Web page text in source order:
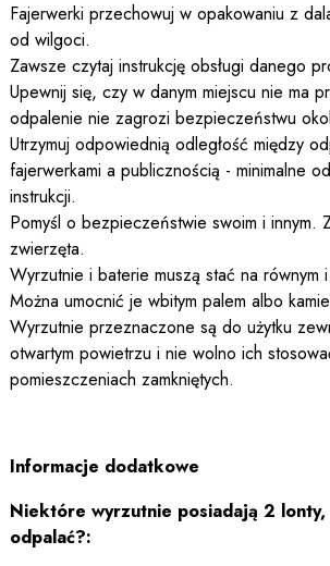
Fajerwerki przechowuj w opakowaniu z
od wilgoci.
Zawsze czytaj instrukcję obsługi danego
Upewnij się, czy w danym miejscu nie ma
odpalenie nie zagrozi bezpieczeństwu
Utrzymuj odpowiednią odległość między
fajerwerkami a publicznością - minimalne
instrukcji.
Pomyśl o bezpieczeństwie swoim i innym.
zwierzęta.
Wyrzutnie i baterie muszą stać na równym
Można umocnić je wbitym palem albo
Wyrzutnie przeznaczone są do użytku
otwartym powietrzu i nie wolno ich
pomieszczeniach zamkniętych.
Informacje dodatkowe
Niektóre wyrzutnie posiadają 2
odpalać?: